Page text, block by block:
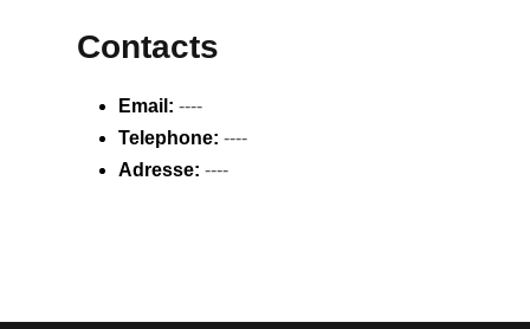
Contacts
Email: ----
Telephone: ----
Adresse: ----